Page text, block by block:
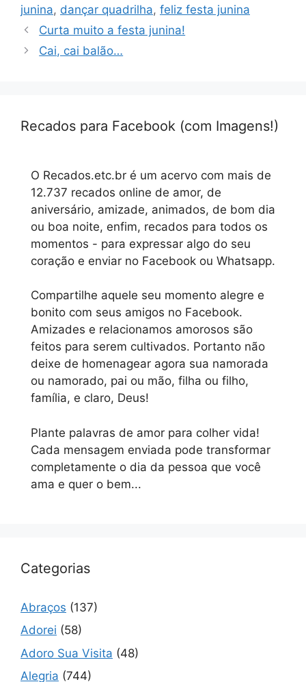
junina, dançar quadrilha, feliz festa junina
Curta muito a festa junina!
Cai, cai balão…
Recados para Facebook (com Imagens!)
O Recados.etc.br é um acervo com mais de
12.737 recados online de amor, de
aniversário, amizade, animados, de bom dia
ou boa noite, enfim, recados para todos os
momentos - para expressar algo do seu
coração e enviar no Facebook ou Whatsapp.
Compartilhe aquele seu momento alegre e
bonito com seus amigos no Facebook.
Amizades e relacionamos amorosos são
feitos para serem cultivados. Portanto não
deixe de homenagear agora sua namorada
ou namorado, pai ou mão, filha ou filho,
família, e claro, Deus!
Plante palavras de amor para colher vida!
Cada mensagem enviada pode transformar
completamente o dia da pessoa que você
ama e quer o bem...
Categorias
Abraços (137)
Adorei (58)
Adoro Sua Visita (48)
Alegria (744)